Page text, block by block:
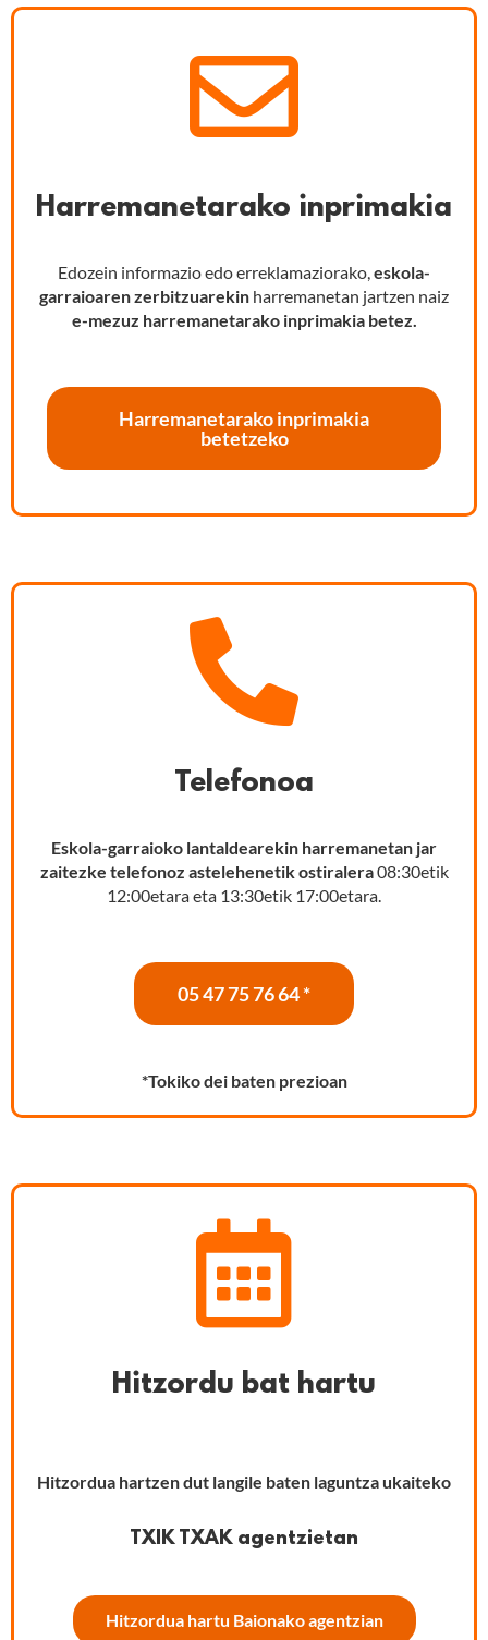
Harremanetarako inprimakia
Edozein informazio edo erreklamaziorako,eskola-
garraioaren zerbitzuarekin harremanetan jartzen naiz
e-mezuz harremanetarako inprimakia betez.
Harremanetarako inprimakia
betetzeko
Telefonoa
Eskola-garraioko lantaldearekin harremanetan jar
zaitezke telefonoz astelehenetik ostiralera08:30etik
12:00etara eta 13:30etik 17:00etara.
05 47 75 76 64 *
*Tokiko dei baten prezioan
Hitzordu bat hartu
Hitzordua hartzen dut langile baten laguntza ukaiteko
TXIK TXAK agentzietan
Hitzordua hartu Baionako agentzian